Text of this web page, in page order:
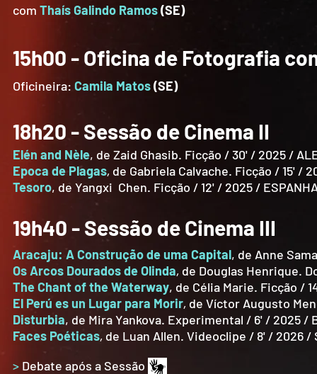
com Thaís Galindo Ramos(SE)
15h00 - Oficina de Fotografia
Oficineira: Camila Matos(SE)
18h20 - Sessão de Cinema II
Elén and Nèle, de Zaid Ghasib. Ficção / 30' / 2025 /
Epoca de Plagas, de Gabriela Calvache. Ficção / 15' /
Tesoro, de Yangxi Chen. Ficção / 12' / 2025 /
19h40 - Sessão de Cinema III
Aracaju: A Construção de uma Capital, de Anne
Os Arcos Dourados de Olinda, de Douglas Henrique.
The Chant of the Waterway, de Célia Marie. Ficção /
El Perú es un Lugar para Morir​, de Víctor Augusto
Disturbia, de Mira Yankova. Experimental / 6' / 2025 /
Faces Poéticas​, de Luan Allen. Videoclipe / 8' / 2026 /
> Debate após a Sessão